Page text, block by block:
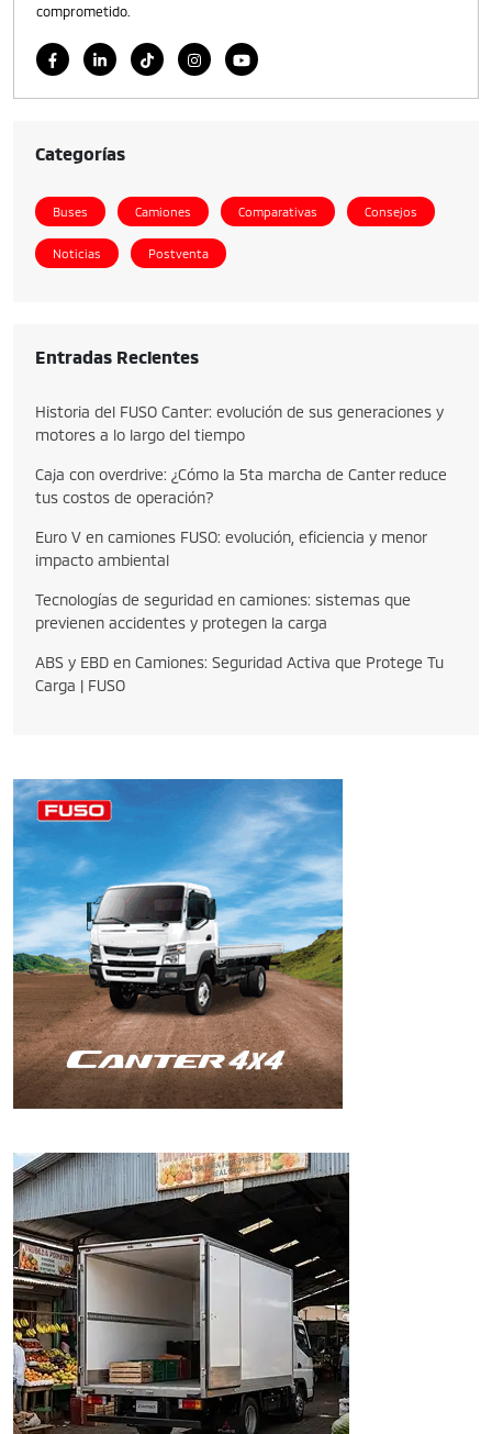
comprometido.
Categorías
Buses Camiones Comparativas Consejos
Noticias Postventa
Entradas Recientes
Historia del FUSO Canter: evolución de sus generaciones y
motores a lo largo del tiempo
Caja con overdrive: ¿Cómo la 5ta marcha de Canter reduce
tus costos de operación?
Euro V en camiones FUSO: evolución, eficiencia y menor
impacto ambiental
Tecnologías de seguridad en camiones: sistemas que
previenen accidentes y protegen la carga
ABS y EBD en Camiones: Seguridad Activa que Protege Tu
Carga | FUSO